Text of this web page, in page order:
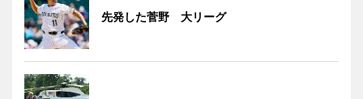
先発した菅野 大リーグ